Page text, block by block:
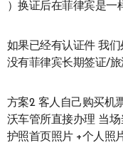
）换证后在菲律宾是一
如果已经有认证件 我
没有菲律宾长期签证/
方案2 客人自己购买机
沃车管所直接办理 当
护照首页照片 +个人照